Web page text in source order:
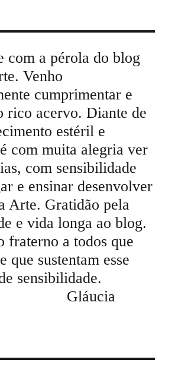
com a pérola do blog
Venho
cumprimentar e
rico acervo. Diante de
estéril e
com muita alegria ver
com sensibilidade
e ensinar desenvolver
Arte. Gratidão pela
e vida longa ao blog.
fraterno a todos que
que sustentam esse
sensibilidade.